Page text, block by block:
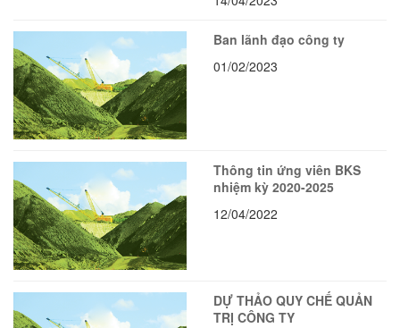
Ban lãnh đạo công ty
01/02/2023
Thông tin ứng viên BKS
nhiệm kỳ 2020-2025
12/04/2022
DỰ THẢO QUY CHẾ QUẢN
TRỊ CÔNG TY